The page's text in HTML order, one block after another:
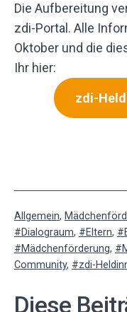
Die Aufbereitung
zdi-Portal. Alle
Oktober und die
Ihr hier:
zdi-
Kategorisiert
als
Allgemein,
Verschlagwortet
mit
Dialograum, Eltern,
Mädchenförderung,
Community, zdi-
Diese